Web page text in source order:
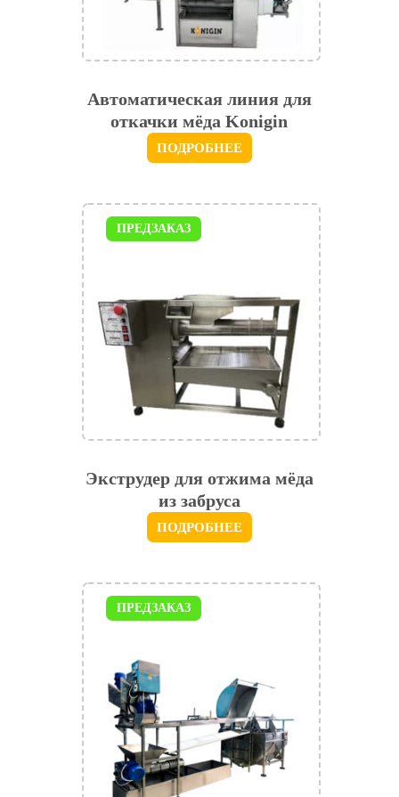
Автоматическая линия для
откачки мёда Konigin
ПОДРОБНЕЕ
Экструдер для отжима мёда
из забруса
ПОДРОБНЕЕ
ПРЕДЗАКАЗ
ПРЕДЗАКАЗ